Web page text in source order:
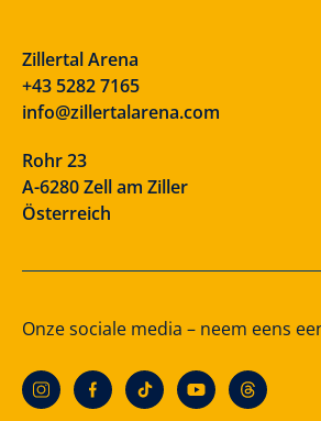
Zillertal Arena
+43 5282 7165
info@zillertalarena.com
Rohr 23
A-6280 Zell am Ziller
Österreich
Onze sociale media – neem eens